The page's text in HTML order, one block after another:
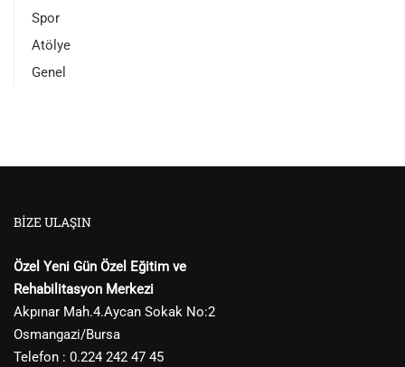
Spor
Atölye
Genel
BIZE ULAŞIN
Özel Yeni Gün Özel Eğitim ve
Rehabilitasyon Merkezi
Akpınar Mah.4.Aycan Sokak No:2
Osmangazi/Bursa
Telefon : 0.224 242 47 45